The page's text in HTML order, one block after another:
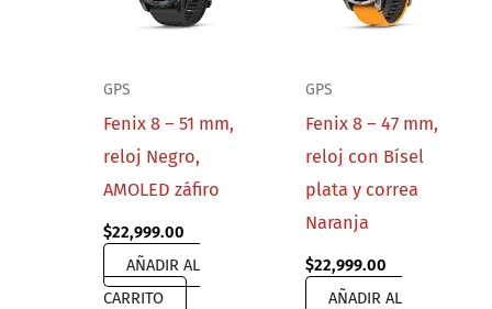
GPS
Fenix 8 – 51 mm,
reloj Negro,
AMOLED záfiro
$22,999.00
AÑADIR AL
CARRITO
GPS
Fenix 8 – 47 mm,
reloj con Bísel
plata y correa
Naranja
$22,999.00
AÑADIR AL